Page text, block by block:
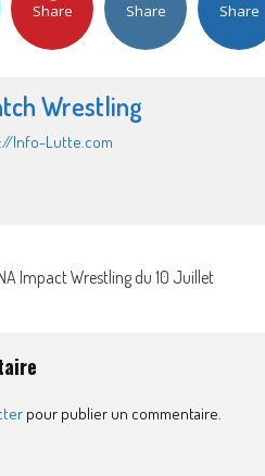
Share Share Share
Wrestling
Info-Lutte.com
Impact Wrestling du 10 Juillet
pour publier un commentaire.